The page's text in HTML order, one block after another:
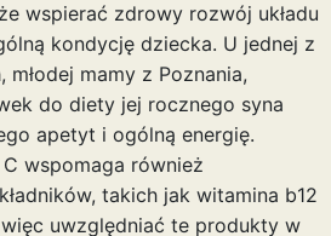
wspierać zdrowy rozwój układu
kondycję dziecka. U jednej z
mamy z Poznania,
do diety jej rocznego syna
apetyt i ogólną energię.
wspomaga również
takich jak witamina b12
uwzględniać te produkty w